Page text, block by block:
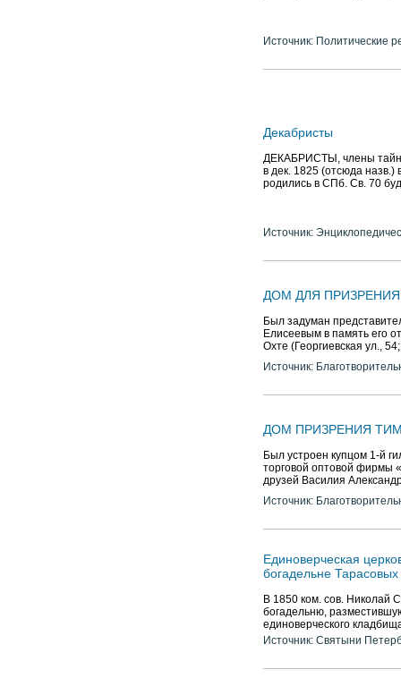
Источник: Политические
Декабристы
ДЕКАБРИСТЫ, члены
в дек. 1825 (отсюда назв.)
родились в СПб. Св. 70
Источник:
ДОМ ДЛЯ
Был задуман
Елисеевым в память его
Охте (Георгиевская ул.,
Источник:
ДОМ ПРИЗРЕНИЯ
Был устроен купцом 1-й
торговой оптовой фирмы
друзей Василия
Источник:
Единоверческая
богадельне Тарасовых
В 1850 ком. сов. Николай
богадельню,
единоверческого
Источник: Святыни